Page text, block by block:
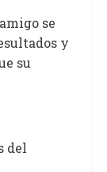
se
y
su
del